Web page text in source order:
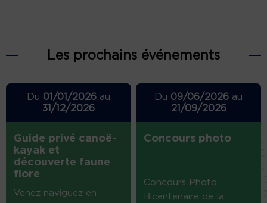
Les prochains événements
Du 01/01/2026au
31/12/2026
Guide privé canoë-
kayak et
découverte faune
flore
Venez naviguez en
Du 09/06/2026 au
21/09/2026
Concours photo
Concours Photo
Bicentenaire de la